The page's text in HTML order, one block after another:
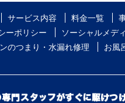
サービス内容 料金一覧
ーポリシー
ソーシャルメデ
のつまり・水漏れ修理 お風